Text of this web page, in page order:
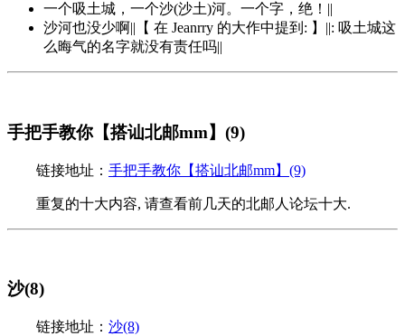
一个吸土城，一个沙(沙土)河。一个字，绝！||
沙河也没少啊||【 在 Jeanrry 的大作中提到: 】||: 吸土城这
么晦气的名字就没有责任吗||
手把手教你【搭讪北邮mm】(9)
链接地址： 手把手教你【搭讪北邮mm】(9)
重复的十大内容, 请查看前几天的北邮人论坛十大.
沙(8)
链接地址： 沙(8)